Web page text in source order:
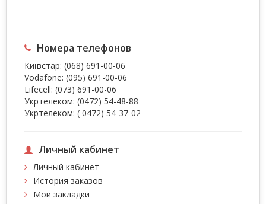
Номера телефонов
Київстар: (068) 691-00-06
Vodafone: (095) 691-00-06
Lifecell: (073) 691-00-06
Укртелеком: (0472) 54-48-88
Укртелеком: ( 0472) 54-37-02
Личный кабинет
Личный кабинет
История заказов
Мои закладки